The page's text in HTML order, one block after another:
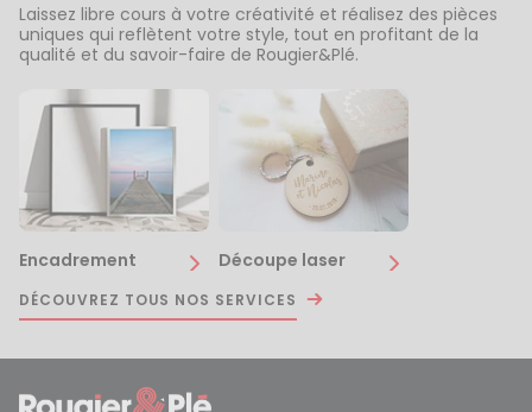
Laissez libre cours à votre créativité et réalisez des pièces
uniques qui reflètent votre style, tout en profitant de la
qualité et du savoir-faire de Rougier&Plé.
Encadrement Découpe laser
DÉCOUVREZ TOUS NOS SERVICES